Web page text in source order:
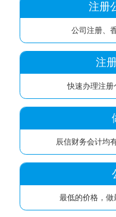
注册
公司注册、
注
快速办理注
辰信财务会计均
最低的价格，